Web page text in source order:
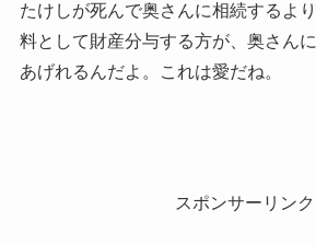
たけしが死んで奥さんに相続するよ
料として財産分与する方が、奥さん
あげれるんだよ。これは愛だね。
スポンサーリンク